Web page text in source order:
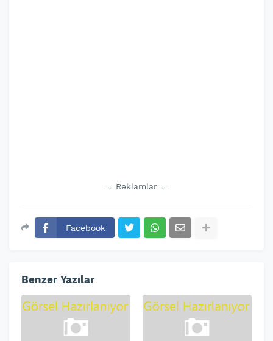
→ Reklamlar ←
Facebook
Benzer Yazılar